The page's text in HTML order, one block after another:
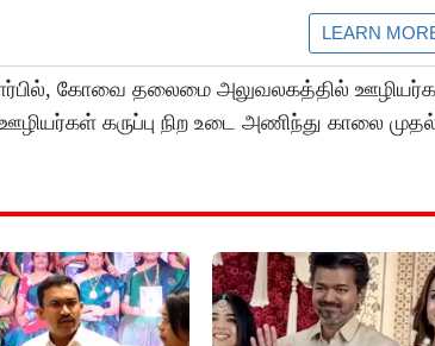
கோவை தலைமை அலுவலகத்தில்
கருப்பு நிற உடை அணிந்து காலை